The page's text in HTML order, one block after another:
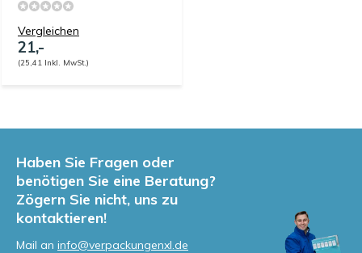
Vergleichen
21,-
(25,41 Inkl. MwSt.)
Haben Sie Fragen oder
benötigen Sie eine Beratung?
Zögern Sie nicht, uns zu
kontaktieren!
Mail an info@verpackungenxl.de